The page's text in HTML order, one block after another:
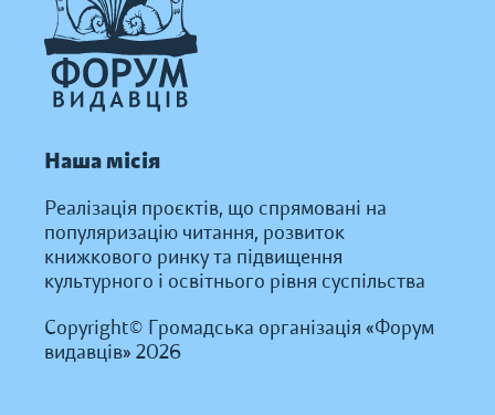
Наша місія
Реалізація проєктів, що спрямовані на
популяризацію читання, розвиток
книжкового ринку та підвищення
культурного і освітнього рівня суспільства
Copyright© Громадська організація «Форум
видавців» 2026